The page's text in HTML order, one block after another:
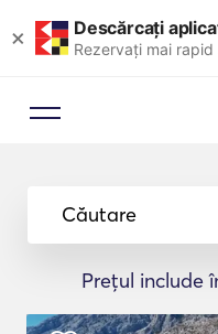
× Descărcați
Rezervați mai rapid
Căutare
Prețul include